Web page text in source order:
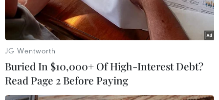
JG Wentworth
Buried In $10,000+ Of High-Interest Debt?
Read Page 2 Before Paying